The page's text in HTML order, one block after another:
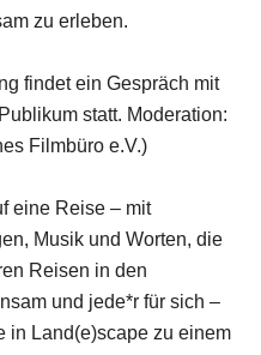
zu erleben.
findet ein Gespräch mit
statt. Moderation:
Filmbüro e.V.)
eine Reise – mit
Musik und Worten, die
Reisen in den
und jede*r für sich –
in Land(e)scape zu einem